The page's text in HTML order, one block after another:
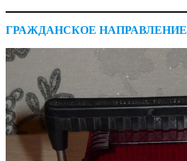
ГРАЖДАНСКОЕ НАПРАВЛЕНИЕ